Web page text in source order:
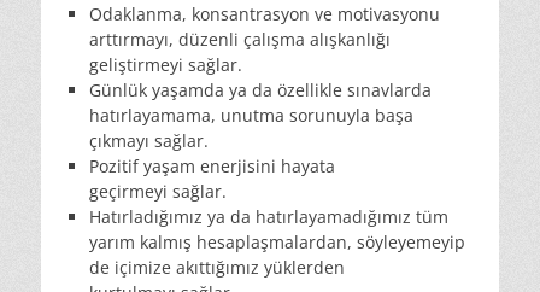
Odaklanma, konsantrasyon ve motivasyonu
arttırmayı, düzenli çalışma alışkanlığı
geliştirmeyi sağlar.
Günlük yaşamda ya da özellikle sınavlarda
hatırlayamama, unutma sorunuyla başa
çıkmayı sağlar.
Pozitif yaşam enerjisini hayata
geçirmeyi sağlar.
Hatırladığımız ya da hatırlayamadığımız tüm
yarım kalmış hesaplaşmalardan, söyleyemeyip
de içimize akıttığımız yüklerden